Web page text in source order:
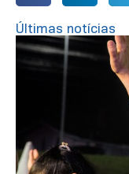
Últimas notícias